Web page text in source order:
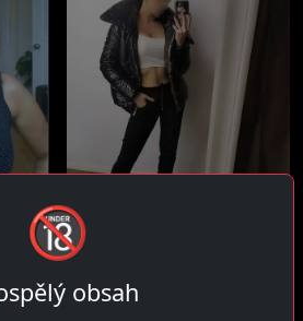
Radka, 34 let
10 km daleko
seznamek kde všichni
🔞
obsah